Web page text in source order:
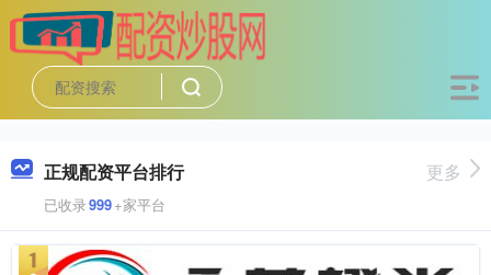
正规配资平台排行
已收录999+家平台
更多